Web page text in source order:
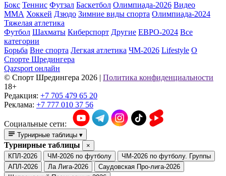
Бокс Теннис Футзал Баскетбол Олимпиада-2026 Видео
ММА Хоккей Дзюдо Зимние виды спорта Олимпиада-2024
Тяжелая атлетика
Футбол Шахматы Киберспорт Другие ЕВРО-2024 Все
категории
Борьба Вне спорта Легкая атлетика ЧМ-2026 Lifestyle О
Спорте Шредингера
Qazsport онлайн
© Cпорт Шредингера 2026 | Политика конфиденциальности
18+
Редакция: +7 705 479 65 20
Реклама: +7 777 010 37 56
Социальные сети:
Турнирные таблицы ▾
Турнирные таблицы
×
КПЛ-2026
ЧМ-2026 по футболу
ЧМ-2026 по футболу. Группы
АПЛ-2026
Ла Лига-2026
Саудовская Про-лига-2026